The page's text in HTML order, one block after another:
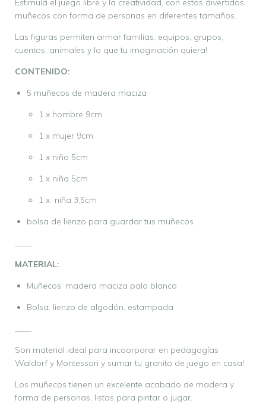
muñecos con forma de personas en diferentes tamaños.
Las figuras permiten armar familias, equipos, grupos,
cuentos, animales y lo que tu imaginación quiera!
CONTENIDO:
5 muñecos de madera maciza
1 x hombre 9cm
1 x mujer 9cm
1 x niño 5cm
1 x niña 5cm
1 x niña 3,5cm
bolsa de lienzo para guardar tus muñecos
MATERIAL:
Muñecos: madera maciza palo blanco
Bolsa: lienzo de algodón, estampada
Son material ideal para incoorporar en pedagogías
Waldorf y Montessori y sumar tu granito de juego en casa!
Los muñecos tienen un excelente acabado de madera y
forma de personas, listas para pintar o jugar.